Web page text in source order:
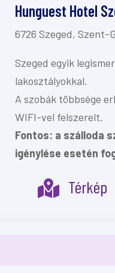
Hunguest Hotel
6726 Szeged, Szent-
Szeged egyik
lakosztályokkal.
A szobák többsége
WIFI-vel felszerelt.
Fontos: a szálloda
igénylése esetén
 Térkép